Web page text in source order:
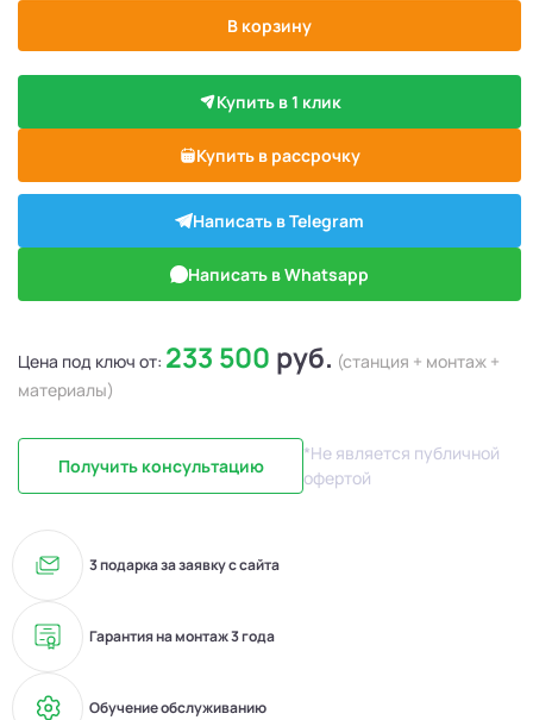
В корзину
Купить в 1 клик
Купить в рассрочку
Написать в Telegram
Написать в Whatsapp
Цена под ключ от: 233 500 руб. (станция + монтаж +
материалы)
Получить консультацию
*Не является публичной
офертой
3 подарка за заявку с сайта
Гарантия на монтаж 3 года
Обучение обслуживанию